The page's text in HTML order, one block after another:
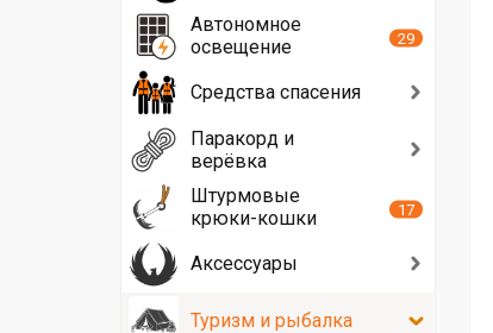
Автономное
освещение
29
Средства спасения
Паракорд и
верёвка
Штурмовые
крюки-кошки
17
Аксессуары
Туризм и рыбалка